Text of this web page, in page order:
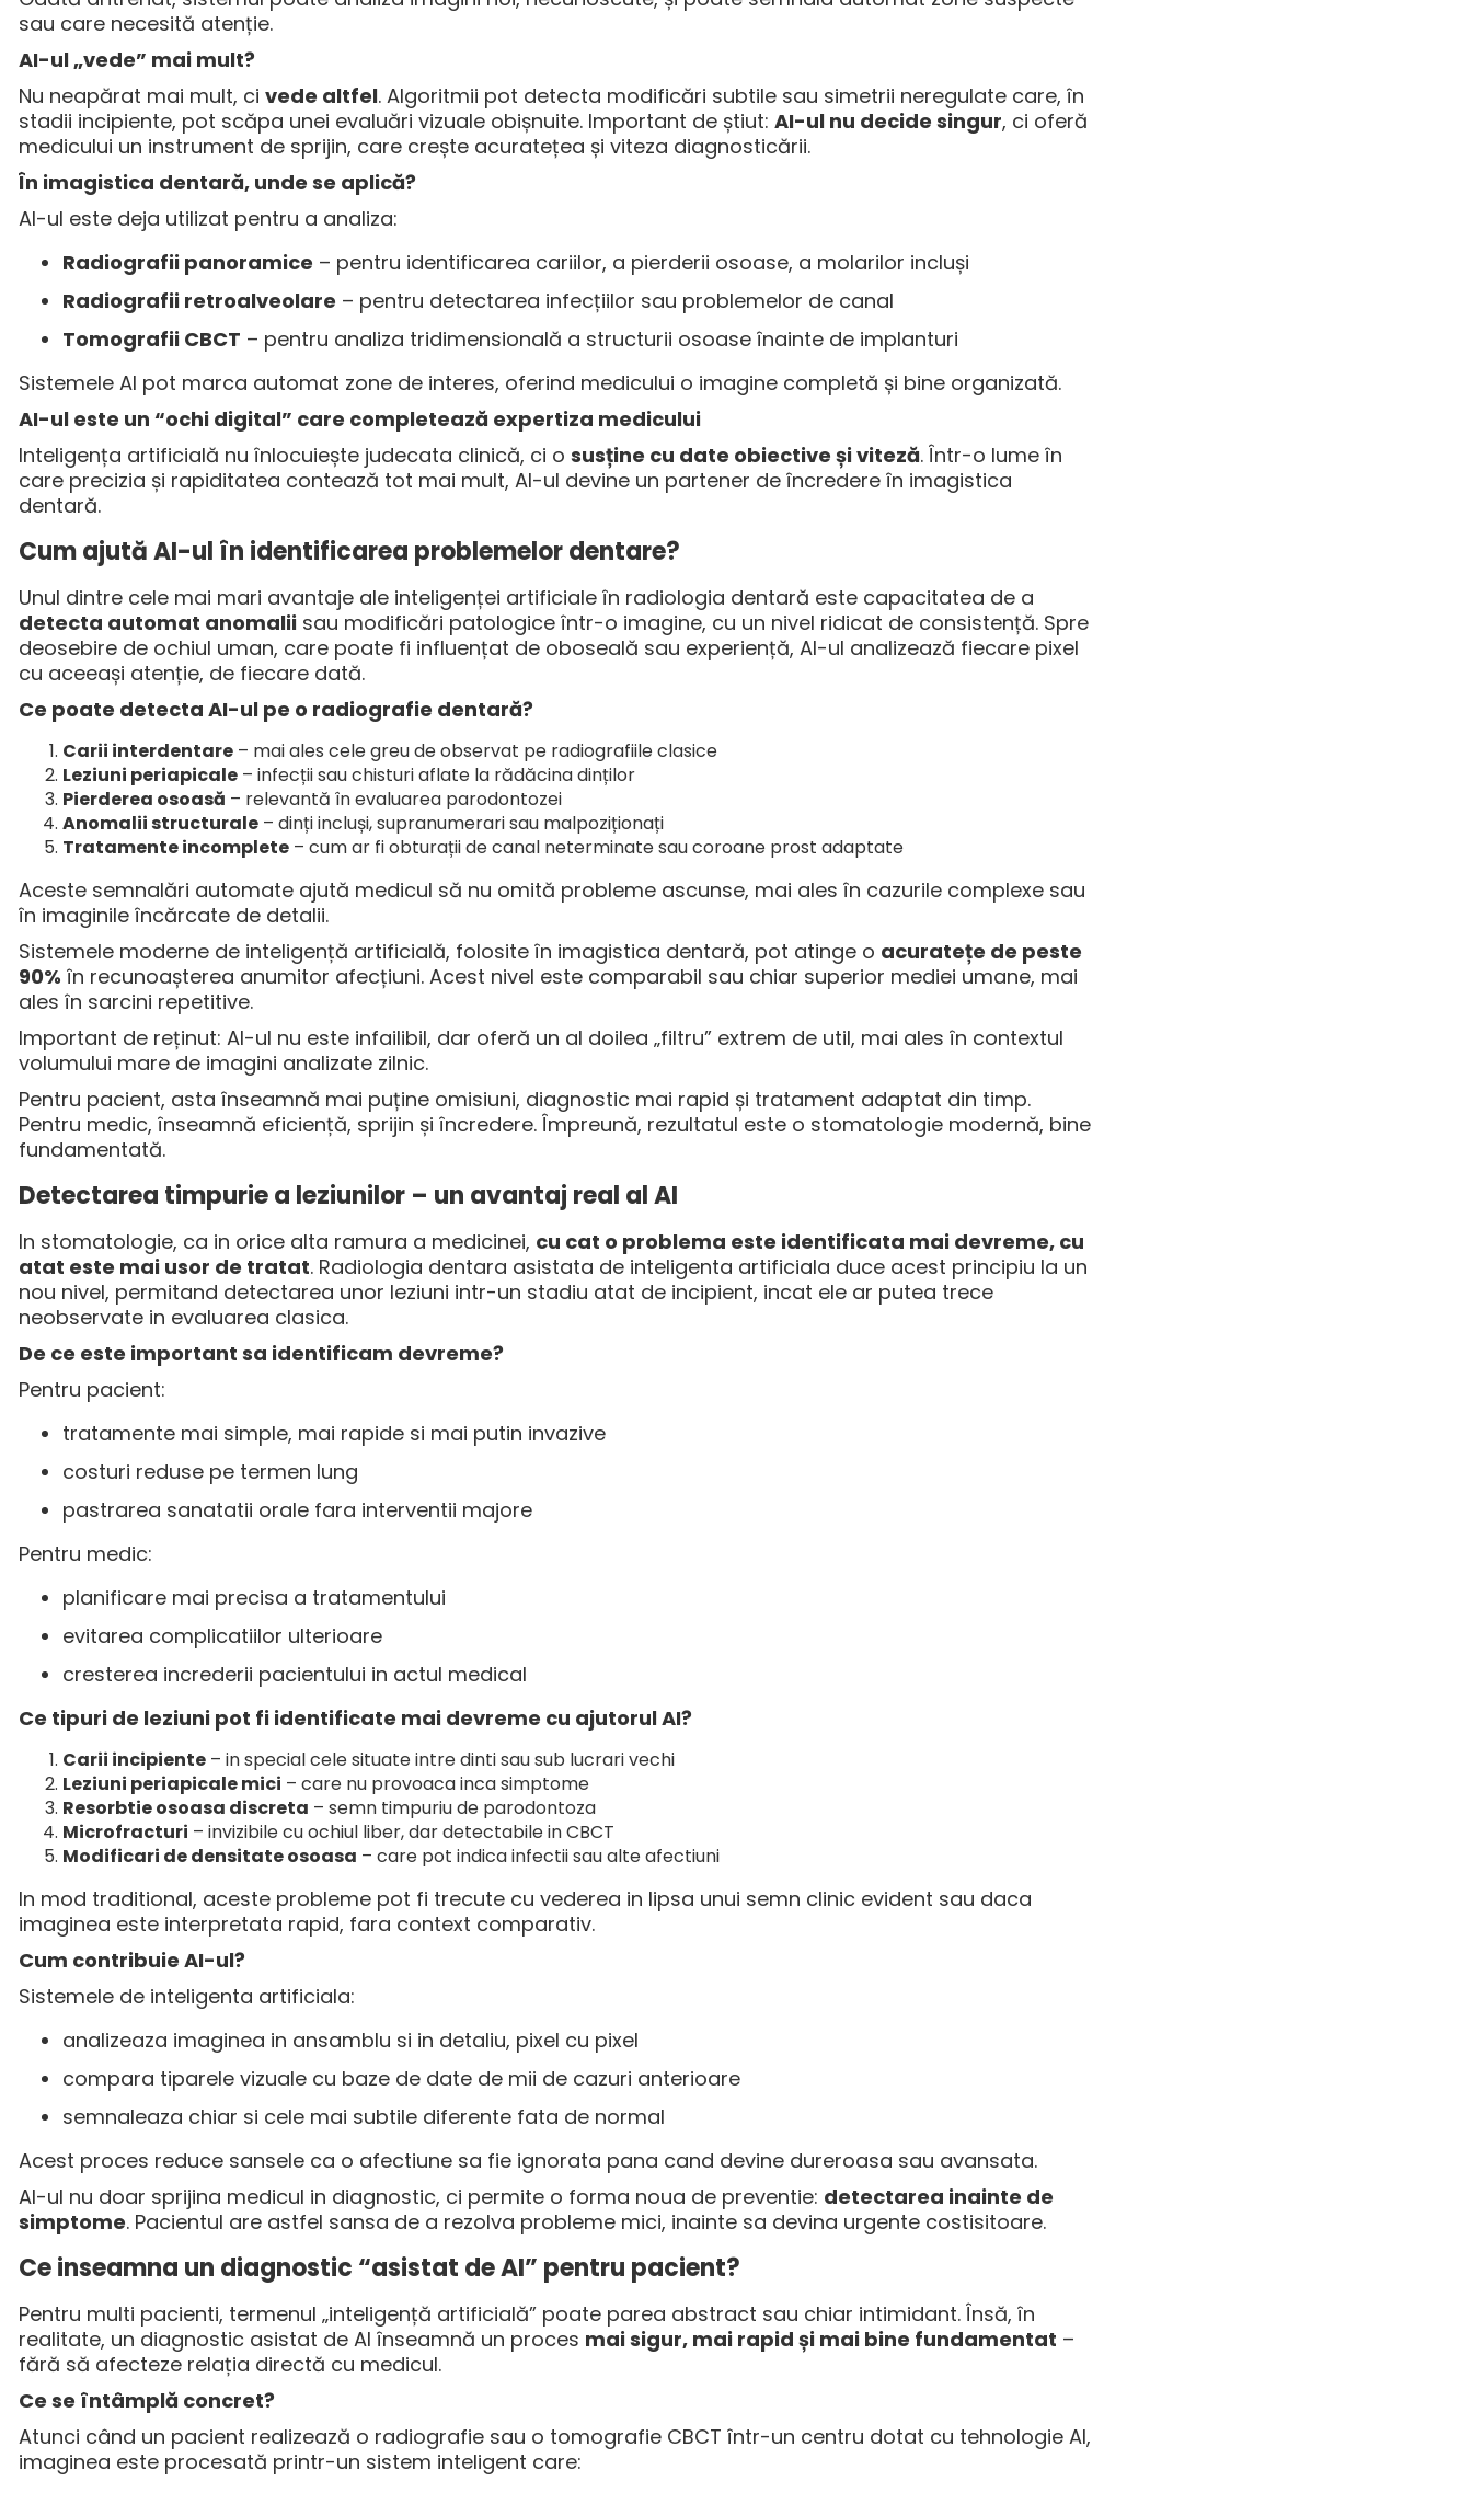
sau care necesită atenție.
AI-ul „vede” mai mult?
Nu neapărat mai mult, ci vede altfel. Algoritmii pot detecta modificări subtile sau simetrii neregulate care, în
stadii incipiente, pot scăpa unei evaluări vizuale obișnuite. Important de știut: AI-ul nu decide singur, ci oferă
medicului un instrument de sprijin, care crește acuratețea și viteza diagnosticării.
În imagistica dentară, unde se aplică?
AI-ul este deja utilizat pentru a analiza:
Radiografii panoramice – pentru identificarea cariilor, a pierderii osoase, a molarilor incluși
Radiografii retroalveolare – pentru detectarea infecțiilor sau problemelor de canal
Tomografii CBCT – pentru analiza tridimensională a structurii osoase înainte de implanturi
Sistemele AI pot marca automat zone de interes, oferind medicului o imagine completă și bine organizată.
AI-ul este un “ochi digital” care completează expertiza medicului
Inteligența artificială nu înlocuiește judecata clinică, ci o susține cu date obiective și viteză. Într-o lume în
care precizia și rapiditatea contează tot mai mult, AI-ul devine un partener de încredere în imagistica
dentară.
Cum ajută AI-ul în identificarea problemelor dentare?
Unul dintre cele mai mari avantaje ale inteligenței artificiale în radiologia dentară este capacitatea de a
detecta automat anomalii sau modificări patologice într-o imagine, cu un nivel ridicat de consistență. Spre
deosebire de ochiul uman, care poate fi influențat de oboseală sau experiență, AI-ul analizează fiecare pixel
cu aceeași atenție, de fiecare dată.
Ce poate detecta AI-ul pe o radiografie dentară?
Carii interdentare – mai ales cele greu de observat pe radiografiile clasice
Leziuni periapicale – infecții sau chisturi aflate la rădăcina dinților
Pierderea osoasă – relevantă în evaluarea parodontozei
Anomalii structurale – dinți incluși, supranumerari sau malpoziționați
Tratamente incomplete – cum ar fi obturații de canal neterminate sau coroane prost adaptate
Aceste semnalări automate ajută medicul să nu omită probleme ascunse, mai ales în cazurile complexe sau
în imaginile încărcate de detalii.
Sistemele moderne de inteligență artificială, folosite în imagistica dentară, pot atinge o acuratețe de peste
90% în recunoașterea anumitor afecțiuni. Acest nivel este comparabil sau chiar superior mediei umane, mai
ales în sarcini repetitive.
Important de reținut: AI-ul nu este infailibil, dar oferă un al doilea „filtru” extrem de util, mai ales în contextul
volumului mare de imagini analizate zilnic.
Pentru pacient, asta înseamnă mai puține omisiuni, diagnostic mai rapid și tratament adaptat din timp.
Pentru medic, înseamnă eficiență, sprijin și încredere. Împreună, rezultatul este o stomatologie modernă, bine
fundamentată.
Detectarea timpurie a leziunilor – un avantaj real al AI
In stomatologie, ca in orice alta ramura a medicinei, cu cat o problema este identificata mai devreme, cu
atat este mai usor de tratat. Radiologia dentara asistata de inteligenta artificiala duce acest principiu la un
nou nivel, permitand detectarea unor leziuni intr-un stadiu atat de incipient, incat ele ar putea trece
neobservate in evaluarea clasica.
De ce este important sa identificam devreme?
Pentru pacient:
tratamente mai simple, mai rapide si mai putin invazive
costuri reduse pe termen lung
pastrarea sanatatii orale fara interventii majore
Pentru medic:
planificare mai precisa a tratamentului
evitarea complicatiilor ulterioare
cresterea increderii pacientului in actul medical
Ce tipuri de leziuni pot fi identificate mai devreme cu ajutorul AI?
Carii incipiente – in special cele situate intre dinti sau sub lucrari vechi
Leziuni periapicale mici – care nu provoaca inca simptome
Resorbtie osoasa discreta – semn timpuriu de parodontoza
Microfracturi – invizibile cu ochiul liber, dar detectabile in CBCT
Modificari de densitate osoasa – care pot indica infectii sau alte afectiuni
In mod traditional, aceste probleme pot fi trecute cu vederea in lipsa unui semn clinic evident sau daca
imaginea este interpretata rapid, fara context comparativ.
Cum contribuie AI-ul?
Sistemele de inteligenta artificiala:
analizeaza imaginea in ansamblu si in detaliu, pixel cu pixel
compara tiparele vizuale cu baze de date de mii de cazuri anterioare
semnaleaza chiar si cele mai subtile diferente fata de normal
Acest proces reduce sansele ca o afectiune sa fie ignorata pana cand devine dureroasa sau avansata.
AI-ul nu doar sprijina medicul in diagnostic, ci permite o forma noua de preventie: detectarea inainte de
simptome. Pacientul are astfel sansa de a rezolva probleme mici, inainte sa devina urgente costisitoare.
Ce inseamna un diagnostic “asistat de AI” pentru pacient?
Pentru multi pacienti, termenul „inteligență artificială” poate parea abstract sau chiar intimidant. Însă, în
realitate, un diagnostic asistat de AI înseamnă un proces mai sigur, mai rapid și mai bine fundamentat –
fără să afecteze relația directă cu medicul.
Ce se întâmplă concret?
Atunci când un pacient realizează o radiografie sau o tomografie CBCT într-un centru dotat cu tehnologie AI,
imaginea este procesată printr-un sistem inteligent care: